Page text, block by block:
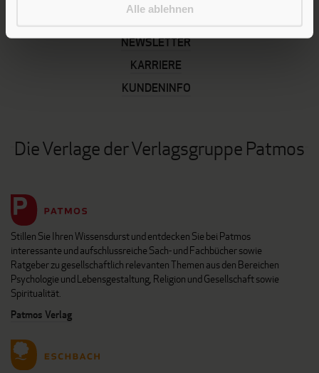
Alle ablehnen
NEWSLETTER
KARRIERE
KUNDENINFO
Die Verlage der Verlagsgruppe Patmos
Stillen Sie Ihren Wissensdurst und entdecken Sie bei Patmos
interessante und aufschlussreiche Sach- und Fachbücher sowie
Ratgeber zu gesellschaftlich relevanten Themen aus den Bereichen
Psychologie und Lebensgestaltung, Religion und Gesellschaft sowie
Spiritualität.
Patmos Verlag